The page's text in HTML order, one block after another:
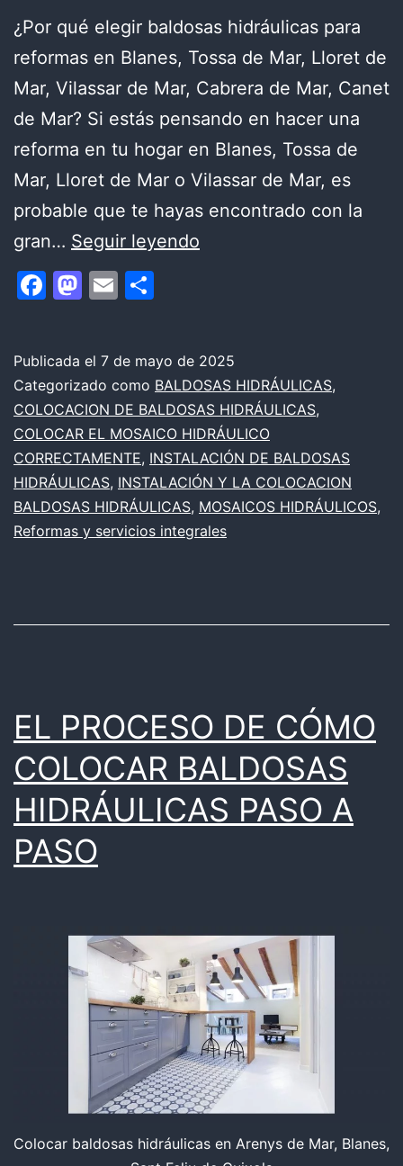
¿Por qué elegir baldosas hidráulicas para
reformas en Blanes, Tossa de Mar, Lloret de
Mar, Vilassar de Mar, Cabrera de Mar, Canet
de Mar? Si estás pensando en hacer una
reforma en tu hogar en Blanes, Tossa de
Mar, Lloret de Mar o Vilassar de Mar, es
probable que te hayas encontrado con la
gran… Seguir leyendo
HIDRÁULICAS
Facebook
Mastodon
Email
Publicada el 7 de mayo de 2025
Categorizado como BALDOSAS HIDRÁULICAS,
COLOCACION DE BALDOSAS HIDRÁULICAS,
COLOCAR EL MOSAICO HIDRÁULICO
CORRECTAMENTE, INSTALACIÓN DE BALDOSAS
HIDRÁULICAS, INSTALACIÓN Y LA COLOCACION
BALDOSAS HIDRÁULICAS, MOSAICOS HIDRÁULICOS,
Reformas y servicios integrales
EL PROCESO DE CÓMO
COLOCAR BALDOSAS
HIDRÁULICAS PASO A
PASO
Colocar baldosas hidráulicas en Arenys de Mar, Blanes,